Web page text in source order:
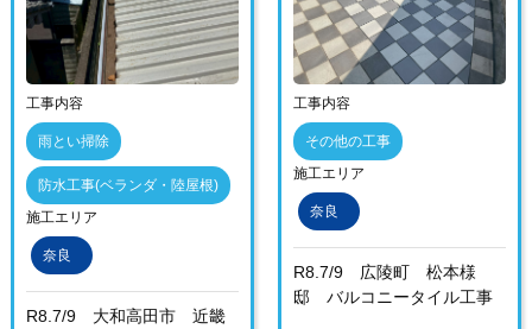
工事内容
雨とい掃除
防水工事(ベランダ・陸屋根)
施工エリア
奈良
R8.7/9 大和高田市 近畿
工事内容
その他の工事
施工エリア
奈良
R8.7/9 広陵町 松本様
邸 バルコニータイル工事